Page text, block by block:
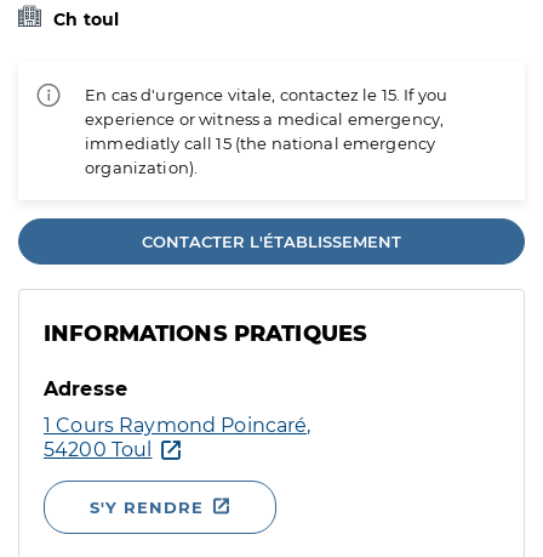
Ch toul
En cas d'urgence vitale, contactez le 15. If you
experience or witness a medical emergency,
immediatly call 15 (the national emergency
organization).
CONTACTER L'ÉTABLISSEMENT
INFORMATIONS PRATIQUES
Adresse
1 Cours Raymond Poincaré,
54200 Toul
S'Y RENDRE